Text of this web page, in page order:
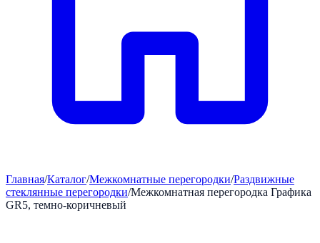
Главная/Каталог/Межкомнатные перегородки/Раздвижные
стеклянные перегородки/Межкомнатная перегородка Графика
GR5, темно-коричневый